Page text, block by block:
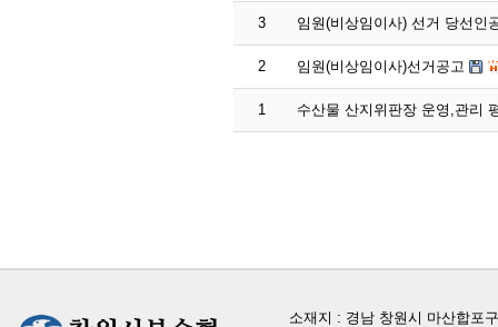
3 임원(비상임이사) 선거 당선인
2 임원(비상임이사)선거공고
1 수산물 산지위판장 운영,관리
소재지 : 경남 창원시 마산합포